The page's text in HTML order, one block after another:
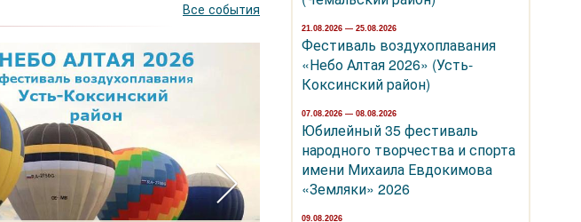
Все события
07.08.2026 — 08.08.2026
21.08.2026 — 25.08.2026
Фестиваль воздухоплавания
«Небо Алтая 2026» (Усть-
Коксинский район)
07.08.2026 — 08.08.2026
Юбилейный 35 фестиваль
народного творчества и спорта
имени Михаила Евдокимова
«Земляки» 2026
09.08.2026